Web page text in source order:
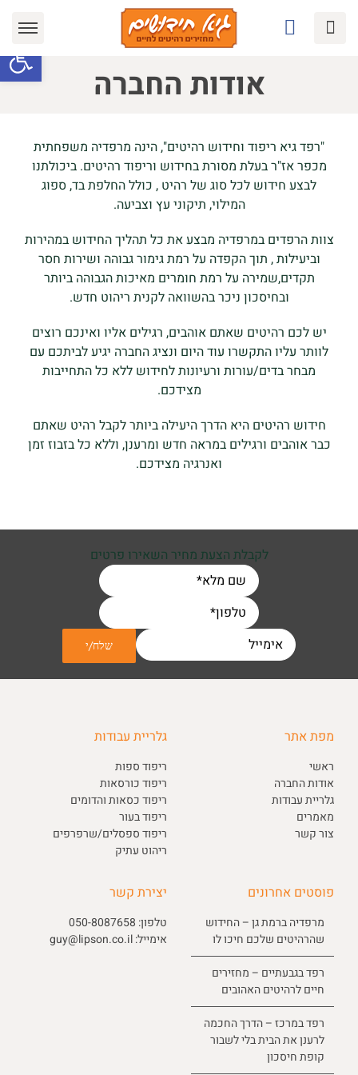
פתח
אודות החברה
"רפד גיא ריפוד וחידוש רהיטים", הינה מרפדיה משפחתית
מכפר אז"ר בעלת מסורת בחידוש וריפוד רהיטים. ביכולתנו
לבצע חידוש לכל סוג של רהיט , כולל החלפת בד, ספוג
המילוי, תיקוני עץ וצביעה.
צוות הרפדים במרפדיה מבצע את כל תהליך החידוש במהירות
וביעילות , תוך הקפדה על רמת גימור גבוהה ושירות חסר
תקדים,שמירה על רמת חומרים מאיכות הגבוהה ביותר
ובחיסכון ניכר בהשוואה לקנית ריהוט חדש.
יש לכם רהיטים שאתם אוהבים, רגילים אליו ואינכם רוצים
לוותר עליו התקשרו עוד היום ונציג החברה יגיע לביתכם עם
מבחר בדים/עורות ורעיונות לחידוש ללא כל התחייבות
מצידכם.
חידוש רהיטים היא הדרך היעילה ביותר לקבל רהיט שאתם
כבר אוהבים ורגילים במראה חדש ומרענן, וללא כל בזבוז זמן
ואנרגיה מצידכם.
לקבלת הצעת מחיר השאירו פרטים
מפת אתר
ראשי
אודות החברה
גלריית עבודות
מאמרים
צור קשר
גלריית עבודות
ריפוד ספות
ריפוד כורסאות
ריפוד כסאות והדומים
ריפוד בעור
ריפוד ספסלים/שרפרפים
ריהוט עתיק
פוסטים אחרונים
מרפדיה ברמת גן – החידוש
שהרהיטים שלכם חיכו לו
רפד בגבעתיים – מחזירים
חיים לרהיטים האהובים
רפד במרכז – הדרך החכמה
לרענן את הבית בלי לשבור
קופת חיסכון
יצירת קשר
טלפון: 050-8087658
אימייל:guy@lipson.co.il